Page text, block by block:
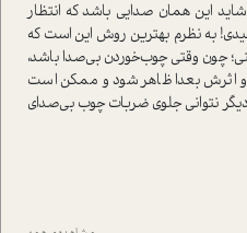
این همان صدایی باشد که انتظار
به نظرم بهترین روش این است که
چون وقتی چوب‌خوردن بی‌صدا باشد،
اثرش بعدا ظاهر شود و ممکن است
دیگر نتوانی جلوی ضربات چوب بی‌صدای